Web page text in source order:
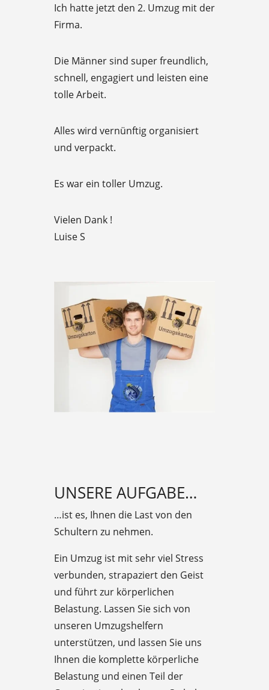
f
d
5
o
t
o
5
Ich hatte jetzt den 2. Umzug mit der
Firma.
Die Männer sind super freundlich,
schnell, engagiert und leisten eine
tolle Arbeit.
Alles wird vernünftig organisiert
und verpackt.
Es war ein toller Umzug.
Vielen Dank !
Luise S
UNSERE AUFGABE…
…ist es, Ihnen die Last von den
Schultern zu nehmen.
Ein Umzug ist mit sehr viel Stress
verbunden, strapaziert den Geist
und führt zur körperlichen
Belastung. Lassen Sie sich von
unseren Umzugshelfern
unterstützen, und lassen Sie uns
Ihnen die komplette körperliche
Belastung und einen Teil der